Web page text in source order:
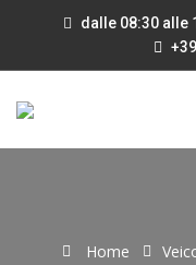
dalle 08:30 alle
Home